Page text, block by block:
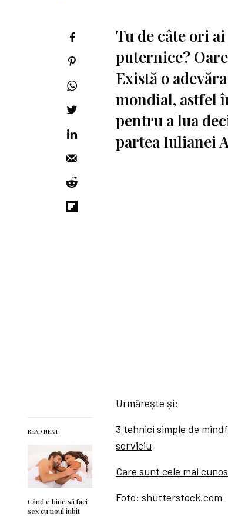
READ NEXT
Când e bine să faci
sex cu noul iubit
Tu de câte ori
puternice?
Există o
mondial, astfel
pentru a lua
partea Iulianei
Urmărește și:
3 tehnici simple de
serviciu
Care sunt cele mai
Foto: shutterstock.com